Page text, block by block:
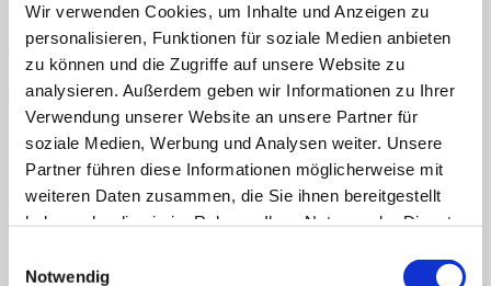
Wir verwenden Cookies, um Inhalte und Anzeigen zu
personalisieren, Funktionen für soziale Medien anbieten
zu können und die Zugriffe auf unsere Website zu
analysieren. Außerdem geben wir Informationen zu Ihrer
Verwendung unserer Website an unsere Partner für
soziale Medien, Werbung und Analysen weiter. Unsere
Partner führen diese Informationen möglicherweise mit
weiteren Daten zusammen, die Sie ihnen bereitgestellt
haben oder die sie im Rahmen Ihrer Nutzung der Dienste
Notwendig
Home
Über uns
Shop
News
Suchen
nach:
Suchen
bei
Themenpakte
Frühlingsblumen und Gartenvögel
TEACCH, Klettmappe, Arbeitsmappe, Frühlingsblumen, Blumen,
Frühlingsblüher, Vögel, Gartenvögel, Elster, Taube, Spatz, Meise,
Rotkehlchen, Narzisse, Tulpe, Osterglocke, Hyazinthe
Kommentare und Trackbacks sind derzeit geschlossen.
←Zurück
AGB
Datenschutz Widerruf Versand & Lieferung
Zahlungsweisen